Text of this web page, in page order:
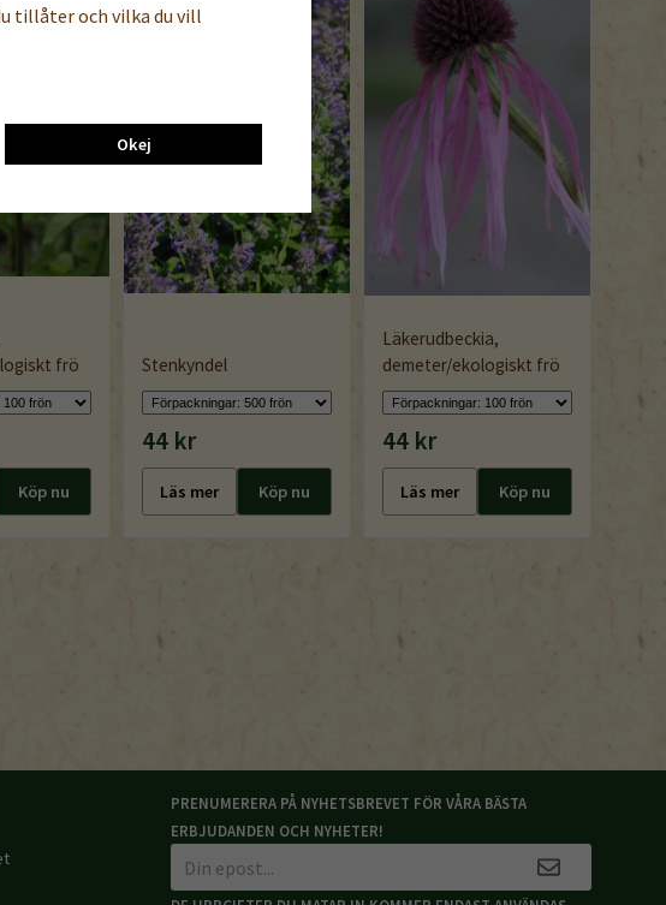
frö
Köp nu
Stenkyndel
44 kr
Läs mer Köp nu
Läkerudbeckia,
demeter/ekologiskt frö
44 kr
Läs mer Köp nu
PRENUMERERA PÅ NYHETSBREVET FÖR VÅRA BÄSTA
ERBJUDANDEN OCH NYHETER!
tillåter och vilka du vill
Okej